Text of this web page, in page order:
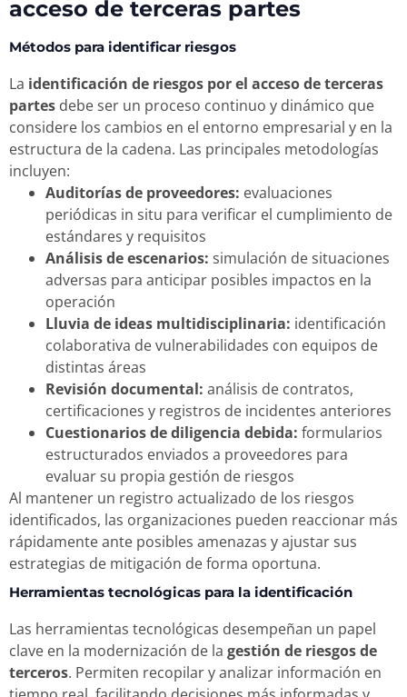
acceso de terceras partes
Métodos para identificar riesgos
La identificación de riesgos por el acceso de terceras
partes debe ser un proceso continuo y dinámico que
considere los cambios en el entorno empresarial y en la
estructura de la cadena. Las principales metodologías
incluyen:
Auditorías de proveedores: evaluaciones
periódicas in situ para verificar el cumplimiento de
estándares y requisitos
Análisis de escenarios: simulación de situaciones
adversas para anticipar posibles impactos en la
operación
Lluvia de ideas multidisciplinaria: identificación
colaborativa de vulnerabilidades con equipos de
distintas áreas
Revisión documental: análisis de contratos,
certificaciones y registros de incidentes anteriores
Cuestionarios de diligencia debida: formularios
estructurados enviados a proveedores para
evaluar su propia gestión de riesgos
Al mantener un registro actualizado de los riesgos
identificados, las organizaciones pueden reaccionar más
rápidamente ante posibles amenazas y ajustar sus
estrategias de mitigación de forma oportuna.
Herramientas tecnológicas para la identificación
Las herramientas tecnológicas desempeñan un papel
clave en la modernización de la gestión de riesgos de
terceros. Permiten recopilar y analizar información en